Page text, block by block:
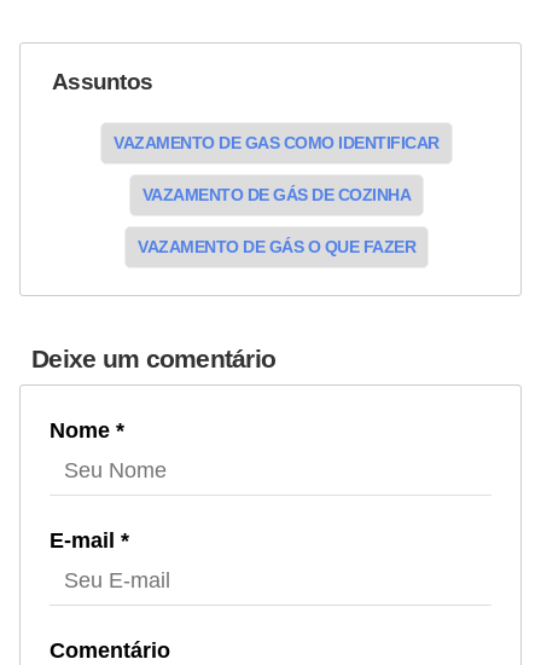
Assuntos
VAZAMENTO DE GAS COMO IDENTIFICAR
VAZAMENTO DE GÁS DE COZINHA
VAZAMENTO DE GÁS O QUE FAZER
Deixe um comentário
Nome *
E-mail *
Comentário